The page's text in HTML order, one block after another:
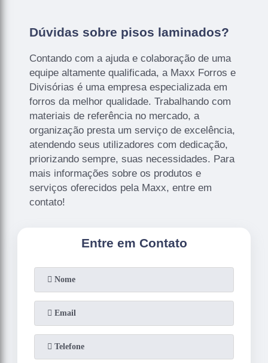
Dúvidas sobre pisos laminados?
Contando com a ajuda e colaboração de uma
equipe altamente qualificada, a Maxx Forros e
Divisórias é uma empresa especializada em
forros da melhor qualidade. Trabalhando com
materiais de referência no mercado, a
organização presta um serviço de excelência,
atendendo seus utilizadores com dedicação,
priorizando sempre, suas necessidades. Para
mais informações sobre os produtos e
serviços oferecidos pela Maxx, entre em
contato!
Entre em Contato